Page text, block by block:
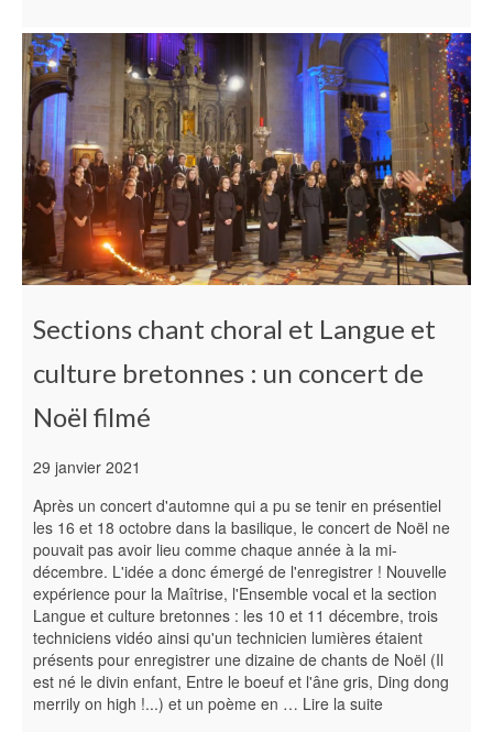
Sections chant choral et Langue et
culture bretonnes : un concert de
Noël filmé
29 janvier 2021
Après un concert d'automne qui a pu se tenir en présentiel
les 16 et 18 octobre dans la basilique, le concert de Noël ne
pouvait pas avoir lieu comme chaque année à la mi-
décembre. L'idée a donc émergé de l'enregistrer ! Nouvelle
expérience pour la Maîtrise, l'Ensemble vocal et la section
Langue et culture bretonnes : les 10 et 11 décembre, trois
techniciens vidéo ainsi qu'un technicien lumières étaient
présents pour enregistrer une dizaine de chants de Noël (Il
est né le divin enfant, Entre le boeuf et l'âne gris, Ding dong
merrily on high !...) et un poème en … Lire la suite